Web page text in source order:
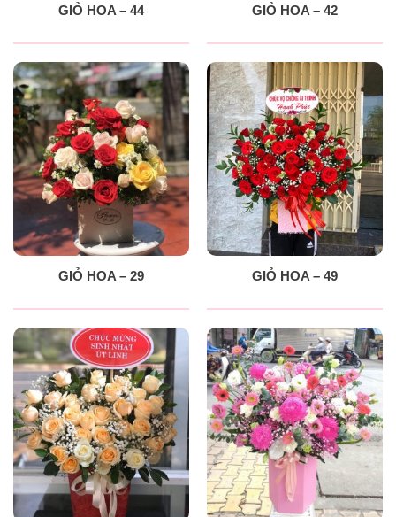
GIỎ HOA – 44 GIỎ HOA – 42
GIỎ HOA – 29 GIỎ HOA – 49